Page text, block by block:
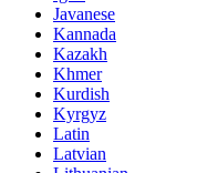
Javanese
Kannada
Kazakh
Khmer
Kurdish
Kyrgyz
Latin
Latvian